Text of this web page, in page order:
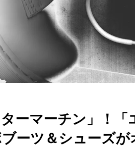
ーマーチン」！
ーツ＆シューズが